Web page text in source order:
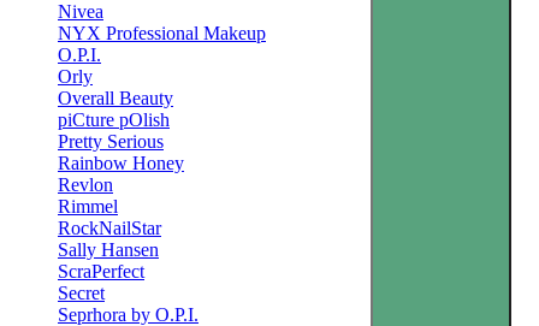
Nivea
NYX Professional Makeup
O.P.I.
Orly
Overall Beauty
piCture pOlish
Pretty Serious
Rainbow Honey
Revlon
Rimmel
RockNailStar
Sally Hansen
ScraPerfect
Secret
Seprhora by O.P.I.